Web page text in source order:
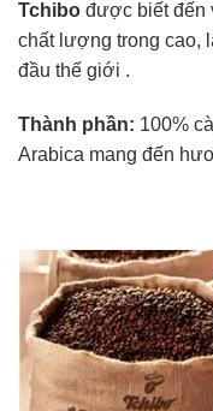
Tchibo được biết đến
chất lượng trong cao,
đầu thế giới .
Thành phần: 100%
Arabica mang đến